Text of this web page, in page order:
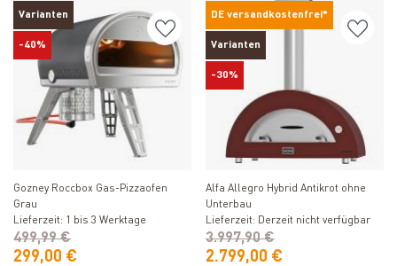
Varianten
-40%
Produkt ansehen
Gozney Roccbox Gas-Pizzaofen
Grau
Lieferzeit: 1 bis 3 Werktage
299,00 €
499,99 €
DE versandkostenfrei*
Varianten
-30%
Produkt ansehen
Alfa Allegro Hybrid Antikrot ohne
Unterbau
Lieferzeit: Derzeit nicht verfügbar
2.799,00 €
3.997,90 €